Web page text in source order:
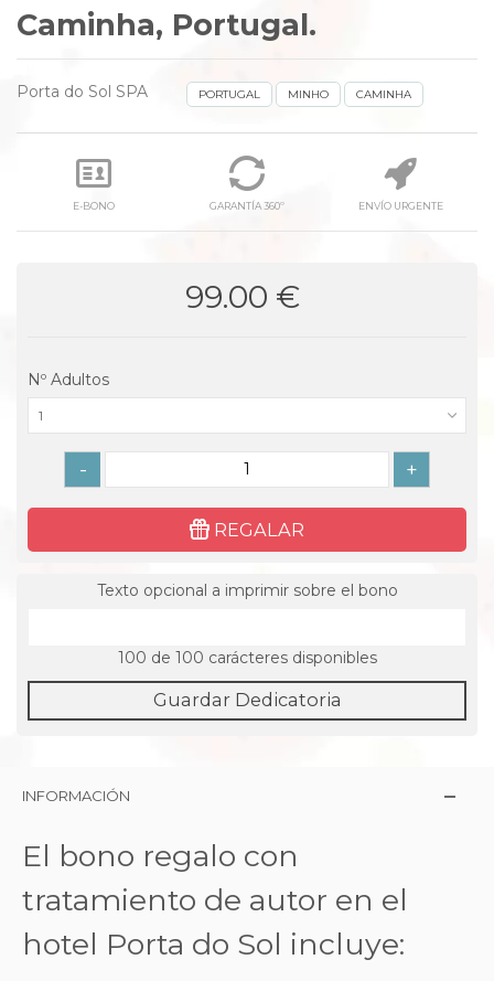
Caminha, Portugal.
Porta do Sol SPA PORTUGAL MINHO CAMINHA
E-BONO GARANTÍA 360º ENVÍO URGENTE
99.00 €
Nº Adultos
1
- +
REGALAR
Texto opcional a imprimir sobre el bono
100 de 100 carácteres disponibles
Guardar Dedicatoria
INFORMACIÓN
El bono regalo con
tratamiento de autor en el
hotel Porta do Sol incluye: